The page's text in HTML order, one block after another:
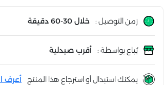
زمن التوصيل : خلال 30-60 دقيقة
يُباع بواسطة : أقرب صيدلية
يمكنك استبدال أو استرجاع هذا المنتج أعرف